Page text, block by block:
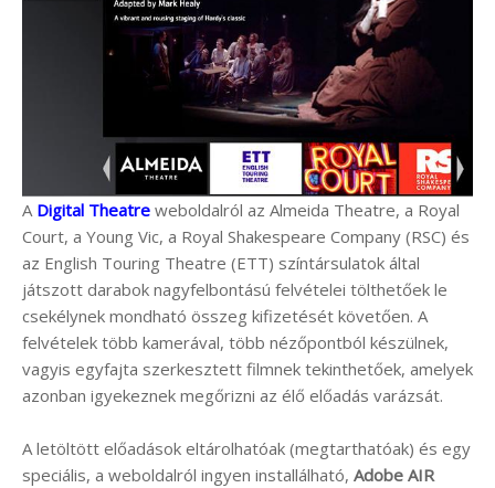
A Digital Theatre weboldalról az Almeida Theatre, a Royal
Court, a Young Vic, a Royal Shakespeare Company (RSC) és
az English Touring Theatre (ETT) színtársulatok által
játszott darabok nagyfelbontású felvételei tölthetőek le
csekélynek mondható összeg kifizetését követően. A
felvételek több kamerával, több nézőpontból készülnek,
vagyis egyfajta szerkesztett filmnek tekinthetőek, amelyek
azonban igyekeznek megőrizni az élő előadás varázsát.
A letöltött előadások eltárolhatóak (megtarthatóak) és egy
speciális, a weboldalról ingyen installálható, Adobe AIR